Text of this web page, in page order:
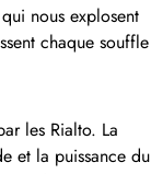
nous explosent
chaque souffle
les Rialto. La
et la puissance du